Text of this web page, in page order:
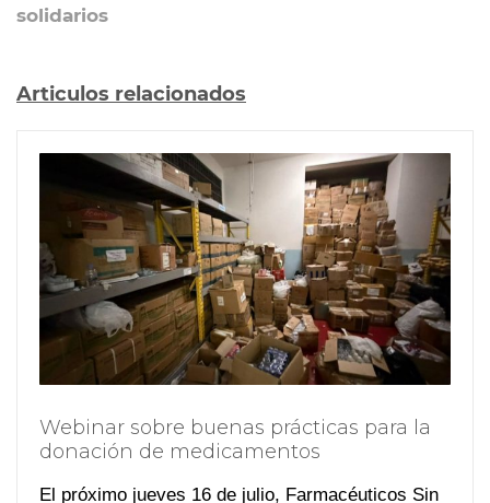
solidarios
Articulos relacionados
Webinar sobre buenas prácticas para la
donación de medicamentos
El próximo jueves 16 de julio, Farmacéuticos Sin